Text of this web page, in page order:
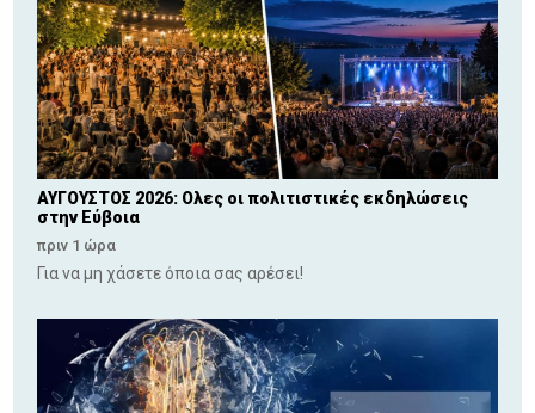
ΑΥΓΟΥΣΤΟΣ 2026: Ολες οι πολιτιστικές εκδηλώσεις
στην Εύβοια
πριν 1 ώρα
Για να μη χάσετε όποια σας αρέσει!